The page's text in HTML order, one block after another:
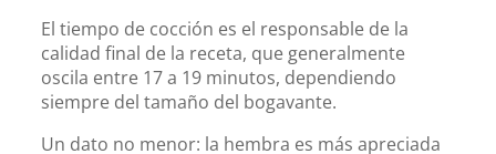
El tiempo de cocción es el responsable de la
calidad final de la receta, que generalmente
oscila entre 17 a 19 minutos, dependiendo
siempre del tamaño del bogavante.
Un dato no menor: la hembra es más apreciada